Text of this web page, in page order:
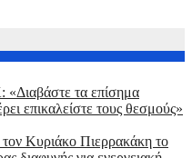
τα επίσημα
επικαλείστε τους θεσμούς»
Κυριάκο Πιερρακάκη το